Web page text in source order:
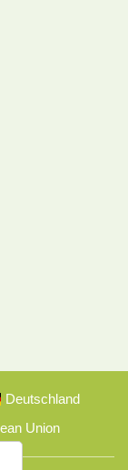
Deutschland
Union